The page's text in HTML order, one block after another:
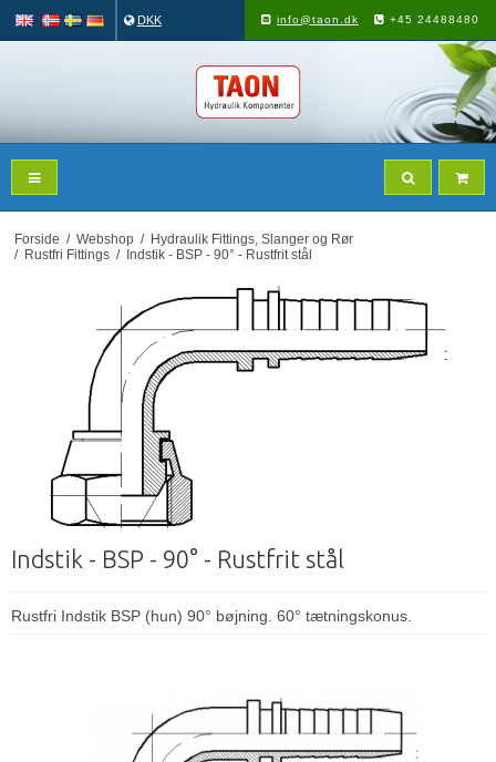
DKK info@taon.dk +45 24488480
Forside / Webshop / Hydraulik Fittings, Slanger og Rør
/ Rustfri Fittings / Indstik - BSP - 90° - Rustfrit stål
Indstik - BSP - 90° - Rustfrit stål
Rustfri Indstik BSP (hun) 90° bøjning. 60° tætningskonus.